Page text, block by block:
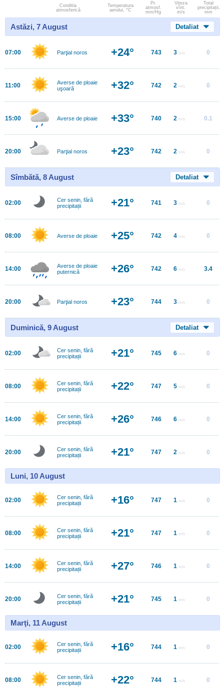
Conditia
atmosferică
Temperatura
aerului, °C
Pr.
atmosf.
mm/Hg
Viteza
vînt.
m/s
Total
precipitații,
mm
Astăzi, 7 August Detaliat
07:00 Parţial noros +24° 743 3 m/s 0
11:00
Averse de ploaie
uşoară
+32° 742 2 m/s 0
15:00 Averse de ploaie +33° 740 2 m/s 0.1
20:00 Parţial noros +23° 742 2 m/s 0
Sîmbătă, 8 August Detaliat
02:00
Cer senin, fără
precipitații
+21° 741 3 m/s 0
08:00 Averse de ploaie +25° 742 4 m/s 0
14:00
Averse de ploaie
puternică
+26° 742 6 m/s 3.4
20:00 Parţial noros +23° 744 3 m/s 0
Duminică, 9 August Detaliat
02:00
Cer senin, fără
precipitații
+21° 745 6 m/s 0
08:00
Cer senin, fără
precipitații
+22° 747 5 m/s 0
14:00
Cer senin, fără
precipitații
+26° 746 6 m/s 0
20:00
Cer senin, fără
precipitații
+21° 747 2 m/s 0
Luni, 10 August
02:00
Cer senin, fără
precipitații
+16° 747 1 m/s 0
08:00
Cer senin, fără
precipitații
+21° 747 1 m/s 0
14:00
Cer senin, fără
precipitații
+27° 746 1 m/s 0
20:00
Cer senin, fără
precipitații
+21° 745 1 m/s 0
Marţi, 11 August
02:00
Cer senin, fără
precipitații
+16° 744 1 m/s 0
08:00
Cer senin, fără
precipitații
+22° 744 1 m/s 0